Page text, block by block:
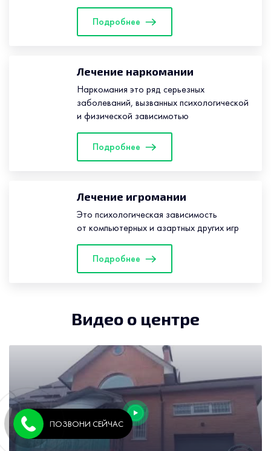
Подробнее
Лечение наркомании
Наркомания это ряд серьезных
заболеваний, вызванных психологической
и физической зависимотью
Подробнее
Лечение игромании
Это психологическая зависимость
от компьютерных и азартных других игр
Подробнее
Видео о центре
ПОЗВОНИ СЕЙЧАС